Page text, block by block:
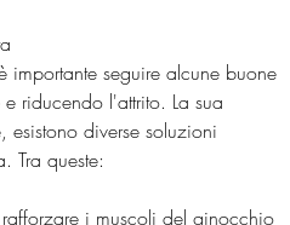
importante seguire alcune buone
riducendo l'attrito. La sua
esistono diverse soluzioni
Tra queste:
i muscoli del ginocchio